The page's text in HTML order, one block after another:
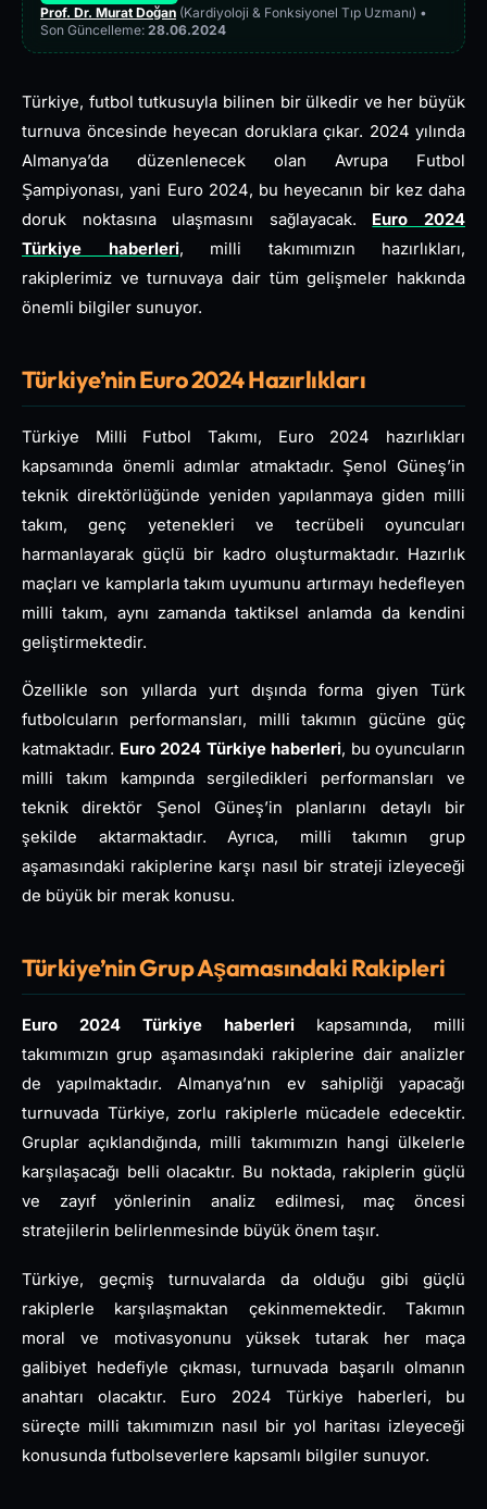
Prof. Dr. Murat Doğan (Kardiyoloji & Fonksiyonel Tıp Uzmanı) •
Son Güncelleme: 28.06.2024
Türkiye, futbol tutkusuyla bilinen bir ülkedir ve her büyük
turnuva öncesinde heyecan doruklara çıkar. 2024 yılında
Almanya’da düzenlenecek olan Avrupa Futbol
Şampiyonası, yani Euro 2024, bu heyecanın bir kez daha
doruk noktasına ulaşmasını sağlayacak. Euro 2024
Türkiye haberleri, milli takımımızın hazırlıkları,
rakiplerimiz ve turnuvaya dair tüm gelişmeler hakkında
önemli bilgiler sunuyor.
Türkiye’nin Euro 2024 Hazırlıkları
Türkiye Milli Futbol Takımı, Euro 2024 hazırlıkları
kapsamında önemli adımlar atmaktadır. Şenol Güneş’in
teknik direktörlüğünde yeniden yapılanmaya giden milli
takım, genç yetenekleri ve tecrübeli oyuncuları
harmanlayarak güçlü bir kadro oluşturmaktadır. Hazırlık
maçları ve kamplarla takım uyumunu artırmayı hedefleyen
milli takım, aynı zamanda taktiksel anlamda da kendini
geliştirmektedir.
Özellikle son yıllarda yurt dışında forma giyen Türk
futbolcuların performansları, milli takımın gücüne güç
katmaktadır. Euro 2024 Türkiye haberleri, bu oyuncuların
milli takım kampında sergiledikleri performansları ve
teknik direktör Şenol Güneş’in planlarını detaylı bir
şekilde aktarmaktadır. Ayrıca, milli takımın grup
aşamasındaki rakiplerine karşı nasıl bir strateji izleyeceği
de büyük bir merak konusu.
Türkiye’nin Grup Aşamasındaki Rakipleri
Euro 2024 Türkiye haberleri kapsamında, milli
takımımızın grup aşamasındaki rakiplerine dair analizler
de yapılmaktadır. Almanya’nın ev sahipliği yapacağı
turnuvada Türkiye, zorlu rakiplerle mücadele edecektir.
Gruplar açıklandığında, milli takımımızın hangi ülkelerle
karşılaşacağı belli olacaktır. Bu noktada, rakiplerin güçlü
ve zayıf yönlerinin analiz edilmesi, maç öncesi
stratejilerin belirlenmesinde büyük önem taşır.
Türkiye, geçmiş turnuvalarda da olduğu gibi güçlü
rakiplerle karşılaşmaktan çekinmemektedir. Takımın
moral ve motivasyonunu yüksek tutarak her maça
galibiyet hedefiyle çıkması, turnuvada başarılı olmanın
anahtarı olacaktır. Euro 2024 Türkiye haberleri, bu
süreçte milli takımımızın nasıl bir yol haritası izleyeceği
konusunda futbolseverlere kapsamlı bilgiler sunuyor.